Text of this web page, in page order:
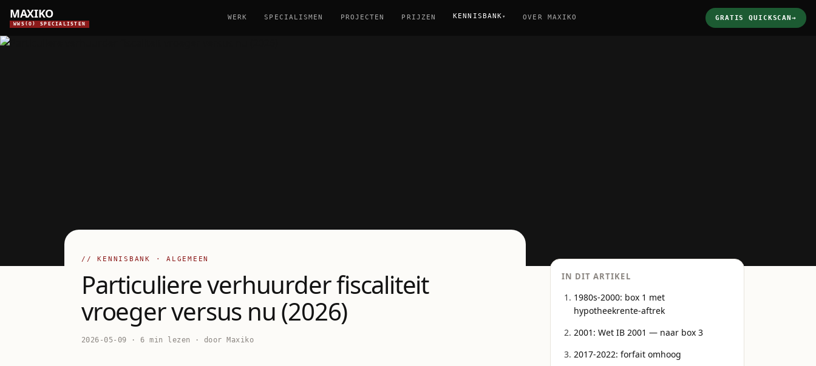
MAXIKO
WWS(O) SPECIALISTEN
WERK SPECIALISMEN PROJECTEN PRIJZEN KENNISBANK ▾ OVER MAXIKO GRATIS QUICKSCAN→
// KENNISBANK · ALGEMEEN
Particuliere verhuurder fiscaliteit
vroeger versus nu (2026)
2026-05-09 · 6 min lezen · door Maxiko
IN DIT ARTIKEL
1980s-2000: box 1 met
hypotheekrente-aftrek
2001: Wet IB 2001 — naar box 3
2017-2022: forfait omhoog